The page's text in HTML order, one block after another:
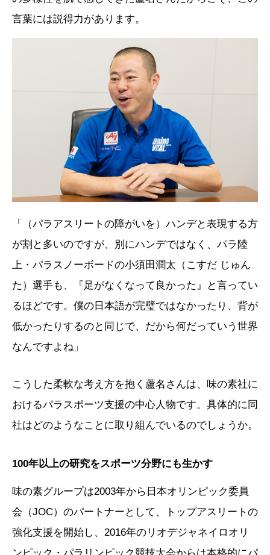
言葉には説得力があります。
「（パラアスリートの障がいを）ハンデと表現する方
が割と多いのですが、別にハンデではなく、パラ陸
上・パラスノーボードの小須田潤太（こすだ じゅん
た）選手も、『足がなくなって良かった』と言ってい
るほどです。僕の日本語が完璧ではなかったり、背が
低かったりするのと同じで、だから何だっていう世界
なんですよね」
こうした柔軟な考え方を抱く蘆名さんは、味の素社に
おけるパラスポーツ支援の中心人物です。具体的に同
社はどのようなことに取り組んでいるのでしょうか。
100年以上の研究をスポーツ分野にも生かす
味の素グループは2003年から日本オリンピック委員
会（JOC）のパートナーとして、トップアスリートの
強化支援を開始し、2016年のリオデジャネイロオリ